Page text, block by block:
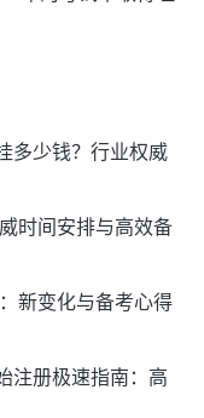
多少钱？行业权威
时间安排与高效备
新变化与备考心得
注册极速指南：高